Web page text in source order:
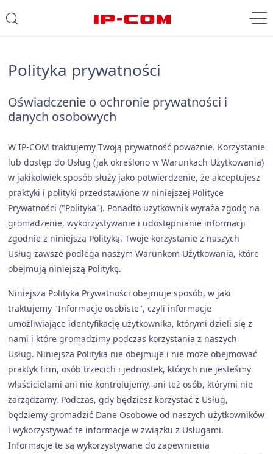
Polityka prywatności
Oświadczenie o ochronie prywatności i
danych osobowych
W IP-COM traktujemy Twoją prywatność poważnie. Korzystanie
lub dostęp do Usług (jak określono w Warunkach Użytkowania)
w jakikolwiek sposób służy jako potwierdzenie, że akceptujesz
praktyki i polityki przedstawione w niniejszej Polityce
Prywatności ("Polityka"). Ponadto użytkownik wyraża zgodę na
gromadzenie, wykorzystywanie i udostępnianie informacji
zgodnie z niniejszą Polityką. Twoje korzystanie z naszych
Usług zawsze podlega naszym Warunkom Użytkowania, które
obejmują niniejszą Politykę.
Niniejsza Polityka Prywatności obejmuje sposób, w jaki
traktujemy "Informacje osobiste", czyli informacje
umożliwiające identyfikację użytkownika, którymi dzieli się z
nami i które gromadzimy podczas korzystania z naszych
Usług. Niniejsza Polityka nie obejmuje i nie może obejmować
praktyk firm, osób trzecich i jednostek, których nie jesteśmy
właścicielami ani nie kontrolujemy, ani też osób, którymi nie
zarządzamy. Podczas, gdy będziesz korzystać z Usług,
będziemy gromadzić Dane Osobowe od naszych użytkowników
i wykorzystywać te informacje w związku z Usługami.
Informacje te są wykorzystywane do zapewnienia